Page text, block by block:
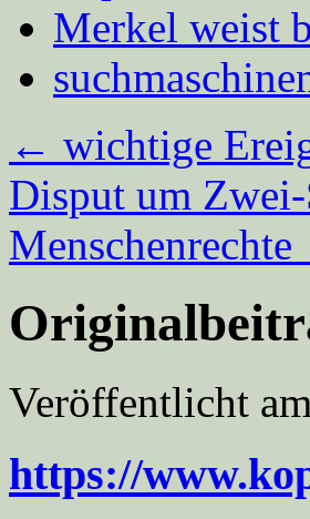
Merkel weist
← wichtige
Disput um
Menschenrechte
Veröffentlicht am
https://